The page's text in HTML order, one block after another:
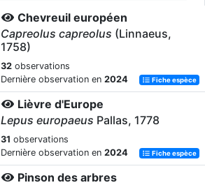
Chevreuil européen
Capreolus capreolus (Linnaeus,
1758)
32 observations
Dernière observation en 2024 Fiche espèce
Lièvre d'Europe
Lepus europaeus Pallas, 1778
31 observations
Dernière observation en 2024 Fiche espèce
Pinson des arbres